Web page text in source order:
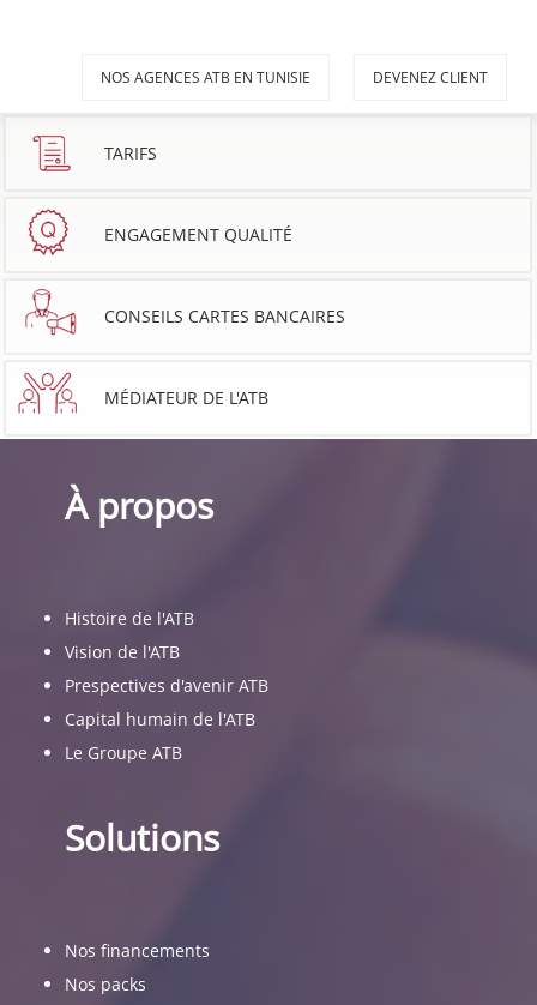
DEVENEZ CLIENT
NOS AGENCES ATB EN TUNISIE
TARIFS
ENGAGEMENT QUALITÉ
CONSEILS CARTES BANCAIRES
MÉDIATEUR DE L'ATB
À propos
Histoire de l'ATB
Vision de l'ATB
Prespectives d'avenir ATB
Capital humain de l'ATB
Le Groupe ATB
Solutions
Nos financements
Nos packs